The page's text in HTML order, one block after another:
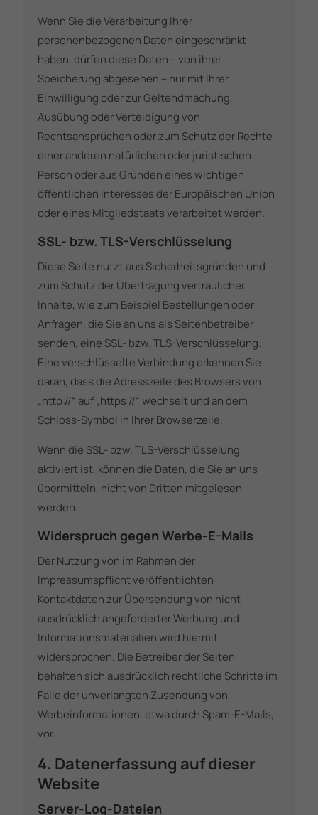
Wenn Sie die Verarbeitung Ihrer
personenbezogenen Daten eingeschränkt
haben, dürfen diese Daten – von ihrer
Speicherung abgesehen – nur mit Ihrer
Einwilligung oder zur Geltendmachung,
Ausübung oder Verteidigung von
Rechtsansprüchen oder zum Schutz der Rechte
einer anderen natürlichen oder juristischen
Person oder aus Gründen eines wichtigen
öffentlichen Interesses der Europäischen Union
oder eines Mitgliedstaats verarbeitet werden.
SSL- bzw. TLS-Verschlüsselung
Diese Seite nutzt aus Sicherheitsgründen und
zum Schutz der Übertragung vertraulicher
Inhalte, wie zum Beispiel Bestellungen oder
Anfragen, die Sie an uns als Seitenbetreiber
senden, eine SSL- bzw. TLS-Verschlüsselung.
Eine verschlüsselte Verbindung erkennen Sie
daran, dass die Adresszeile des Browsers von
„http://“ auf „https://“ wechselt und an dem
Schloss-Symbol in Ihrer Browserzeile.
Wenn die SSL- bzw. TLS-Verschlüsselung
aktiviert ist, können die Daten, die Sie an uns
übermitteln, nicht von Dritten mitgelesen
werden.
Widerspruch gegen Werbe-E-Mails
Der Nutzung von im Rahmen der
Impressumspflicht veröffentlichten
Kontaktdaten zur Übersendung von nicht
ausdrücklich angeforderter Werbung und
Informationsmaterialien wird hiermit
widersprochen. Die Betreiber der Seiten
behalten sich ausdrücklich rechtliche Schritte im
Falle der unverlangten Zusendung von
Werbeinformationen, etwa durch Spam-E-Mails,
vor.
4. Datenerfassung auf dieser
Website
Server-Log-Dateien